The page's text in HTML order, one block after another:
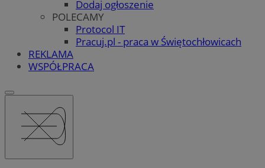
Dodaj ogłoszenie
POLECAMY
Protocol IT
Pracuj.pl - praca w Świętochłowicach
REKLAMA
WSPÓŁPRACA